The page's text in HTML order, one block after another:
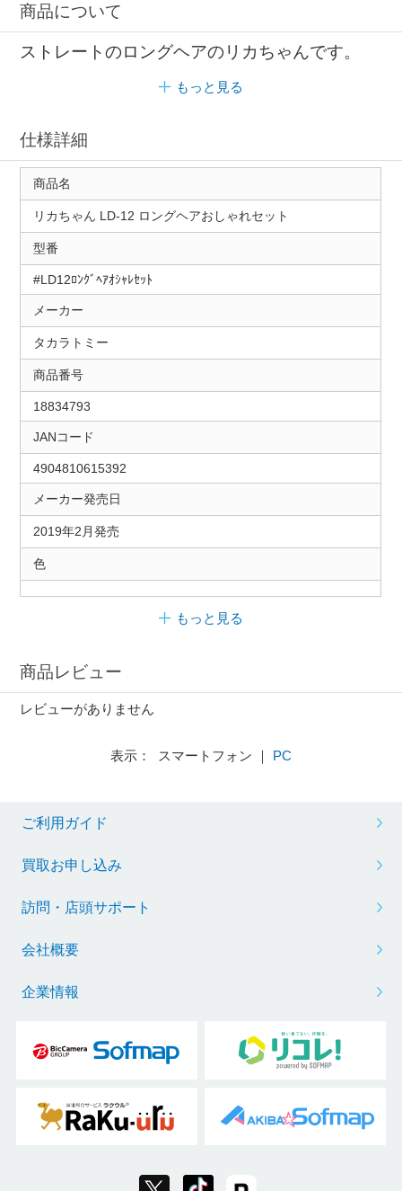
商品について
ストレートのロングヘアのリカちゃんです。
もっと見る
仕様詳細
商品名
リカちゃん LD-12 ロングヘアおしゃれセット
型番
#LD12ﾛﾝｸﾞﾍｱｵｼｬﾚｾｯﾄ
メーカー
タカラトミー
商品番号
18834793
JANコード
4904810615392
メーカー発売日
2019年2月発売
色
もっと見る
商品レビュー
レビューがありません
表示： スマートフォン ｜ PC
ご利用ガイド
買取お申し込み
訪問・店頭サポート
会社概要
企業情報